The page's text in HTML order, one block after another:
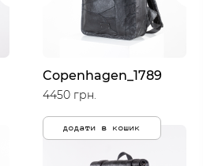
Copenhagen_1789
4450 грн.
додати в кошик